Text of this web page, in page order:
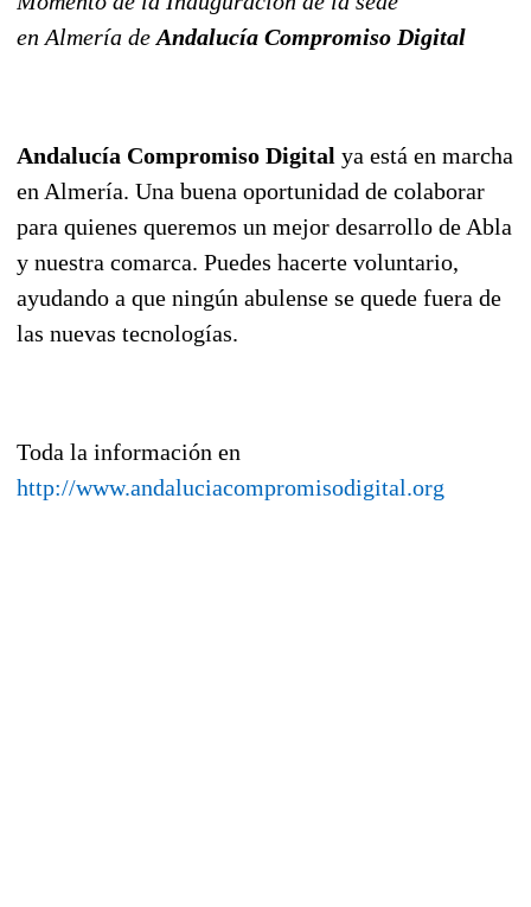
en Almería de Andalucía Compromiso Digital
Andalucía Compromiso Digital ya está en marcha
en Almería. Una buena oportunidad de colaborar
para quienes queremos un mejor desarrollo de Abla
y nuestra comarca. Puedes hacerte voluntario,
ayudando a que ningún abulense se quede fuera de
las nuevas tecnologías.
Toda la información en
http://www.andaluciacompromisodigital.org